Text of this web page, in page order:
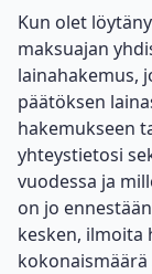
Kun olet
maksuajan
lainahakemus,
päätöksen
hakemukseen
yhteystietosi
vuodessa ja
on jo
kesken, ilmoita